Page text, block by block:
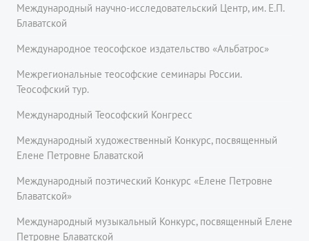
Международный научно-исследовательский Центр, им. Е.П.
Блаватской
Международное теософское издательство «Альбатрос»
Межрегиональные теософские семинары России.
Теософский тур.
Международный Теософский Конгресс
Международный художественный Конкурс, посвященный
Елене Петровне Блаватской
Международный поэтический Конкурс «Елене Петровне
Блаватской»
Международный музыкальный Конкурс, посвященный Елене
Петровне Блаватской